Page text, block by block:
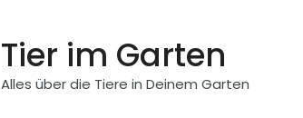
Tier im Garten
Alles über die Tiere in Deinem Garten